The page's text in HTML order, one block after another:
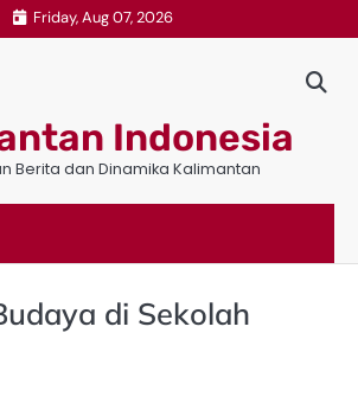
Friday, Aug 07, 2026
Indonesia
Berita dan Dinamika Kalimantan
di Sekolah